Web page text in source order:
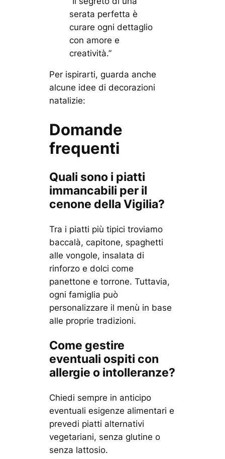
serata perfetta è
curare ogni dettaglio
con amore e
creatività.”
Per ispirarti, guarda anche
alcune idee di decorazioni
natalizie:
Domande
frequenti
Quali sono i piatti
immancabili per il
cenone della Vigilia?
Tra i piatti più tipici troviamo
baccalà, capitone, spaghetti
alle vongole, insalata di
rinforzo e dolci come
panettone e torrone. Tuttavia,
ogni famiglia può
personalizzare il menù in base
alle proprie tradizioni.
Come gestire
eventuali ospiti con
allergie o intolleranze?
Chiedi sempre in anticipo
eventuali esigenze alimentari e
prevedi piatti alternativi
vegetariani, senza glutine o
senza lattosio.